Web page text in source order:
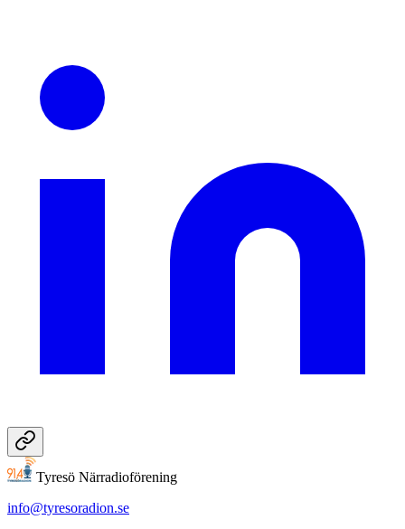
Tyresö Närradioförening
info@tyresoradion.se